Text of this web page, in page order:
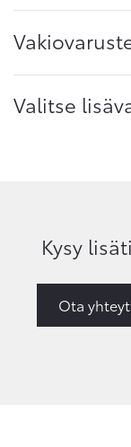
Valitse
Kysy
Ota